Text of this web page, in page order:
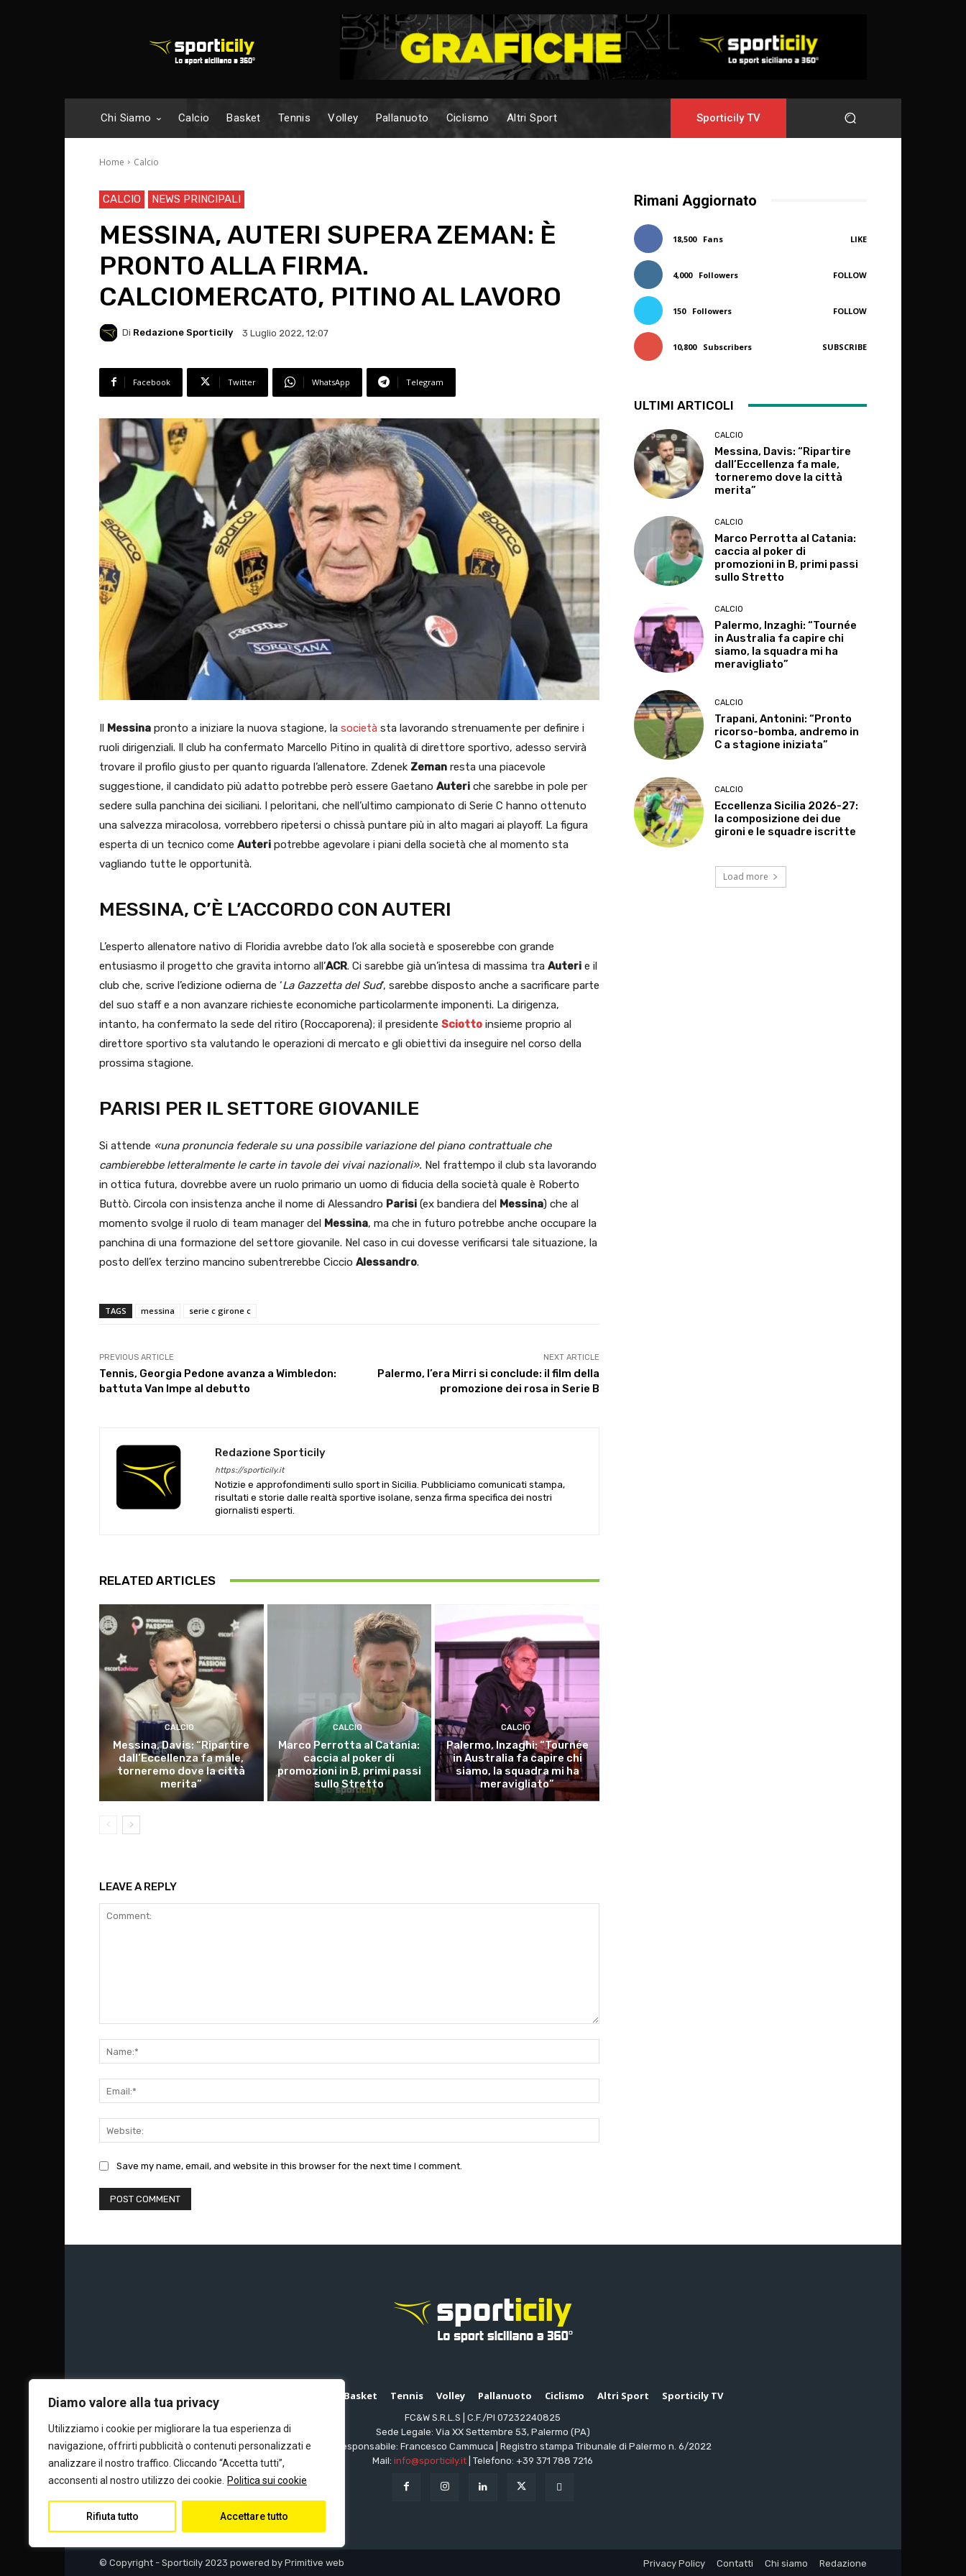
Diamo valore alla tua privacy
Utilizziamo i cookie per migliorare la tua esperienza di
navigazione, offrirti pubblicità o contenuti personalizzati e
analizzare il nostro traffico. Cliccando “Accetta tutti”,
acconsenti al nostro utilizzo dei cookie.
Politica sui cookie
Rifiuta tutto Accettare tutto
Chi Siamo Calcio Basket Tennis Volley Pallanuoto Ciclismo Altri Sport Sporticily TV
Home Calcio
CALCIO NEWS PRINCIPALI
MESSINA, AUTERI SUPERA ZEMAN: È
PRONTO ALLA FIRMA.
CALCIOMERCATO, PITINO AL LAVORO
Di Redazione Sporticily 3 Luglio 2022, 12:07
Facebook Twitter WhatsApp Telegram
Il Messina pronto a iniziare la nuova stagione, la società sta lavorando strenuamente per definire i
ruoli dirigenziali. Il club ha confermato Marcello Pitino in qualità di direttore sportivo, adesso servirà
trovare il profilo giusto per quanto riguarda l’allenatore. Zdenek Zeman resta una piacevole
suggestione, il candidato più adatto potrebbe però essere Gaetano Auteri che sarebbe in pole per
sedere sulla panchina dei siciliani. I peloritani, che nell’ultimo campionato di Serie C hanno ottenuto
una salvezza miracolosa, vorrebbero ripetersi o chissà puntare più in alto magari ai playoff. La figura
esperta di un tecnico come Auteri potrebbe agevolare i piani della società che al momento sta
vagliando tutte le opportunità.
MESSINA, C’È L’ACCORDO CON AUTERI
L’esperto allenatore nativo di Floridia avrebbe dato l’ok alla società e sposerebbe con grande
entusiasmo il progetto che gravita intorno all’ACR. Ci sarebbe già un’intesa di massima tra Auteri e il
club che, scrive l’edizione odierna de ‘La Gazzetta del Sud‘, sarebbe disposto anche a sacrificare parte
del suo staff e a non avanzare richieste economiche particolarmente imponenti. La dirigenza,
intanto, ha confermato la sede del ritiro (Roccaporena); il presidente Sciotto insieme proprio al
direttore sportivo sta valutando le operazioni di mercato e gli obiettivi da inseguire nel corso della
prossima stagione.
PARISI PER IL SETTORE GIOVANILE
Si attende «una pronuncia federale su una possibile variazione del piano contrattuale che
cambierebbe letteralmente le carte in tavole dei vivai nazionali». Nel frattempo il club sta lavorando
in ottica futura, dovrebbe avere un ruolo primario un uomo di fiducia della società quale è Roberto
Buttò. Circola con insistenza anche il nome di Alessandro Parisi (ex bandiera del Messina) che al
momento svolge il ruolo di team manager del Messina, ma che in futuro potrebbe anche occupare la
panchina di una formazione del settore giovanile. Nel caso in cui dovesse verificarsi tale situazione, la
posto dell’ex terzino mancino subentrerebbe Ciccio Alessandro.
TAGS messina serie c girone c
PREVIOUS ARTICLE
Tennis, Georgia Pedone avanza a Wimbledon:
battuta Van Impe al debutto
NEXT ARTICLE
Palermo, l’era Mirri si conclude: il film della
promozione dei rosa in Serie B
Redazione Sporticily
https://sporticily.it
Notizie e approfondimenti sullo sport in Sicilia. Pubbliciamo comunicati stampa,
risultati e storie dalle realtà sportive isolane, senza firma specifica dei nostri
giornalisti esperti.
RELATED ARTICLES
CALCIO
Messina, Davis: “Ripartire
dall’Eccellenza fa male,
torneremo dove la città
merita”
CALCIO
Marco Perrotta al Catania:
caccia al poker di
promozioni in B, primi passi
sullo Stretto
CALCIO
Palermo, Inzaghi: “Tournée
in Australia fa capire chi
siamo, la squadra mi ha
meravigliato”
LEAVE A REPLY
Save my name, email, and website in this browser for the next time I comment.
Rimani Aggiornato
18,500 Fans LIKE
4,000 Followers FOLLOW
150 Followers FOLLOW
10,800 Subscribers SUBSCRIBE
ULTIMI ARTICOLI
CALCIO
Messina, Davis: “Ripartire
dall’Eccellenza fa male,
torneremo dove la città
merita”
CALCIO
Marco Perrotta al Catania:
caccia al poker di
promozioni in B, primi passi
sullo Stretto
CALCIO
Palermo, Inzaghi: “Tournée
in Australia fa capire chi
siamo, la squadra mi ha
meravigliato”
CALCIO
Trapani, Antonini: “Pronto
ricorso-bomba, andremo in
C a stagione iniziata”
CALCIO
Eccellenza Sicilia 2026-27:
la composizione dei due
gironi e le squadre iscritte
Load more
Basket Tennis Volley Pallanuoto Ciclismo Altri Sport Sporticily TV
FC&W S.R.L.S | C.F./PI 07232240825
Sede Legale: Via XX Settembre 53, Palermo (PA)
Editore e direttore responsabile: Francesco Cammuca | Registro stampa Tribunale di Palermo n. 6/2022
Mail:info@sporticily.it | Telefono:+39 371 788 7216
© Copyright - Sporticily 2023 powered by Primitive web Privacy Policy Contatti Chi siamo Redazione